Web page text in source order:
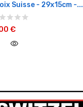
Suisse - 29x15cm -...
€
visibility